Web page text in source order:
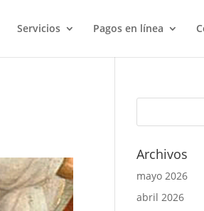
Servicios Pagos en línea
Archivos
mayo 2026
abril 2026